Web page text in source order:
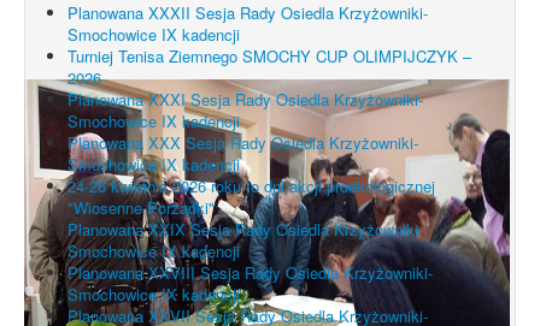
Planowana XXXII Sesja Rady Osiedla Krzyżowniki-
Smochowice IX kadencji
Turniej Tenisa Ziemnego SMOCHY CUP OLIMPIJCZYK –
2026
Planowana XXXI Sesja Rady Osiedla Krzyżowniki-
Smochowice IX kadencji
Planowana XXX Sesja Rady Osiedla Krzyżowniki-
Smochowice IX kadencji
24-26 kwietnia 2026 roku to dni akcji proekologicznej
"Wiosenne Porządki"
Planowana XXIX Sesja Rady Osiedla Krzyżowniki-
Smochowice IX kadencji
Planowana XXVIII Sesja Rady Osiedla Krzyżowniki-
Smochowice IX kadencji
Planowana XXVII Sesja Rady Osiedla Krzyżowniki-